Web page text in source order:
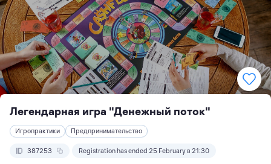
Легендарная игра "Денежный поток"
Игропрактики Предпринимательство
387253 Registration has ended 25 February в 21:30